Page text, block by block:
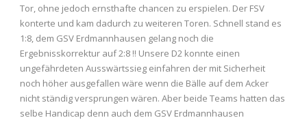
Tor, ohne jedoch ernsthafte chancen zu erspielen. Der FSV
konterte und kam dadurch zu weiteren Toren. Schnell stand es
1:8, dem GSV Erdmannhausen gelang noch die
Ergebnisskorrektur auf 2:8 !! Unsere D2 konnte einen
ungefährdeten Ausswärtssieg einfahren der mit Sicherheit
noch höher ausgefallen wäre wenn die Bälle auf dem Acker
nicht ständig versprungen wären. Aber beide Teams hatten das
selbe Handicap denn auch dem GSV Erdmannhausen